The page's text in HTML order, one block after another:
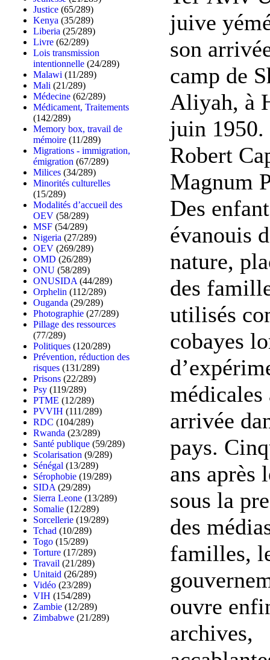
Justice (65/289)
Kenya (35/289)
Liberia (25/289)
Livre (62/289)
Lois transmission
intentionnelle (24/289)
Malawi (11/289)
Mali (21/289)
Médecine (62/289)
Médicament, Traitements
(142/289)
Memory box, travail de
mémoire (11/289)
Migrations - immigration,
émigration (67/289)
Milices (34/289)
Minorités culturelles
(15/289)
Modalités d’accueil des
OEV (58/289)
MSF (54/289)
Nigeria (27/289)
OEV (269/289)
OMD (26/289)
ONU (58/289)
ONUSIDA (44/289)
Orphelin (112/289)
Ouganda (29/289)
Photographie (27/289)
Pillage des ressources
(77/289)
Politiques (120/289)
Prévention, réduction des
risques (131/289)
Prisons (22/289)
Psy (119/289)
PTME (12/289)
PVVIH (111/289)
RDC (104/289)
Rwanda (23/289)
Santé publique (59/289)
Scolarisation (9/289)
Sénégal (13/289)
Sérophobie (19/289)
SIDA (29/289)
Sierra Leone (13/289)
Somalie (12/289)
Sorcellerie (19/289)
Tchad (10/289)
Togo (15/289)
Torture (17/289)
Travail (21/289)
Unitaid (26/289)
Vidéo (23/289)
VIH (154/289)
Zambie (12/289)
Zimbabwe (21/289)
juive
son
camp de
Aliyah, à
juin 1950.
Robert
Magnum
Des
évanouis
nature,
des
utilisés
cobayes
médicales
arrivée
pays.
ans après
sous la
des
familles,
ouvre
archives,